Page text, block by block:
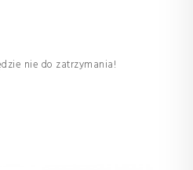
nie do zatrzymania!